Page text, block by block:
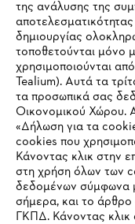
Εταιρεία
STIHL Συχνές
Service
IHR
της ανάλυσης της
δημιουργίας
τοποθετούνται μόνο
χρησιμοποιούνται
Tealium). Αυτά τα
τα προσωπικά σας
Οικονομικού Χώρου.
«Δήλωση για τα
cookies που
Κάνοντας κλικ στην
στη χρήση όλων των
δεδομένων σύμφωνα
σήμερα, και το
ΓΚΠΔ. Κάνοντας κλικ